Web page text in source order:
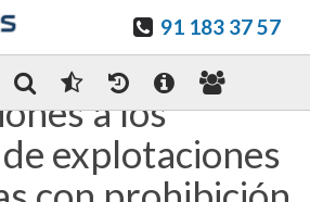
91 183 37 57
a los
explotaciones